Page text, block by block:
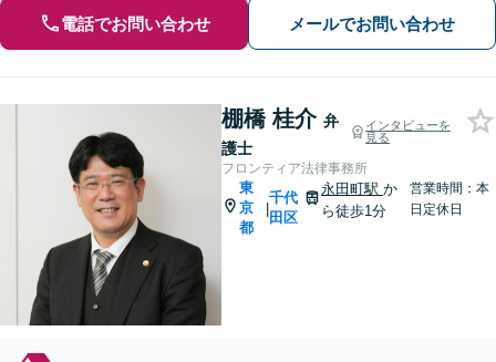
電話でお問い合わせ メールでお問い合わせ
棚橋 桂介 弁
護士
インタビューを
見る
フロンティア法律事務所
東
京
都
|
千代
田区
永田町駅か
ら徒歩1分
営業時間：本
日定休日